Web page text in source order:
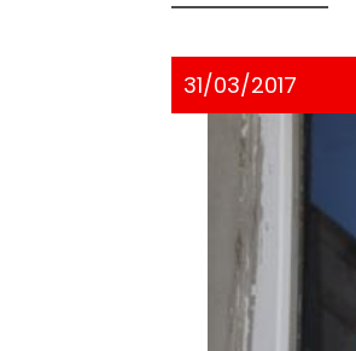
31/03/2017